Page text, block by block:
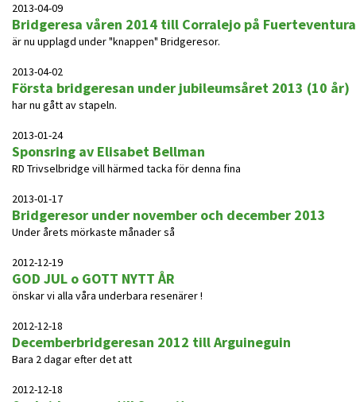
2013-04-09
Bridgeresa våren 2014 till Corralejo på Fuerteventura
är nu upplagd under "knappen" Bridgeresor.
2013-04-02
Första bridgeresan under jubileumsåret 2013 (10 år)
har nu gått av stapeln.
2013-01-24
Sponsring av Elisabet Bellman
RD Trivselbridge vill härmed tacka för denna fina
2013-01-17
Bridgeresor under november och december 2013
Under årets mörkaste månader så
2012-12-19
GOD JUL o GOTT NYTT ÅR
önskar vi alla våra underbara resenärer !
2012-12-18
Decemberbridgeresan 2012 till Arguineguin
Bara 2 dagar efter det att
2012-12-18